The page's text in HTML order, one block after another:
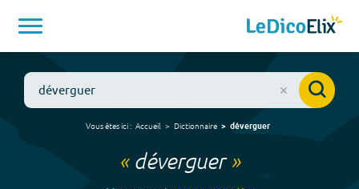
Vous êtes ici : Accueil Dictionnaire déverguer
« déverguer»